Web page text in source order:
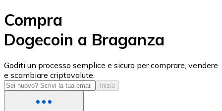
USD Coin
USDC
Compra
Dogecoin a Braganza
Goditi un processo semplice e sicuro per comprare, vendere
e scambiare criptovalute.
Inizia